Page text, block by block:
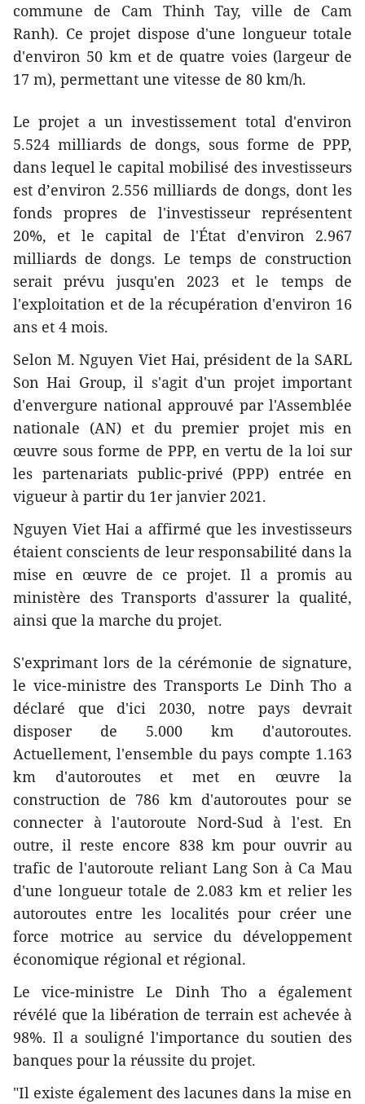
commune de Cam Thinh Tay, ville de Cam
Ranh). Ce projet dispose d'une longueur totale
d'environ 50 km et de quatre voies (largeur de
17 m), permettant une vitesse de 80 km/h.
Le projet a un investissement total d'environ
5.524 milliards de dongs, sous forme de PPP,
dans lequel le capital mobilisé des investisseurs
est d’environ 2.556 milliards de dongs, dont les
fonds propres de l'investisseur représentent
20%, et le capital de l'État d'environ 2.967
milliards de dongs. Le temps de construction
serait prévu jusqu'en 2023 et le temps de
l'exploitation et de la récupération d'environ 16
ans et 4 mois.
Selon M. Nguyen Viet Hai, président de la SARL
Son Hai Group, il s'agit d'un projet important
d'envergure national approuvé par l'Assemblée
nationale (AN) et du premier projet mis en
œuvre sous forme de PPP, en vertu de la loi sur
les partenariats public-privé (PPP) entrée en
vigueur à partir du 1er janvier 2021.
Nguyen Viet Hai a affirmé que les investisseurs
étaient conscients de leur responsabilité dans la
mise en œuvre de ce projet. Il a promis au
ministère des Transports d'assurer la qualité,
ainsi que la marche du projet.
S'exprimant lors de la cérémonie de signature,
le vice-ministre des Transports Le Dinh Tho a
déclaré que d'ici 2030, notre pays devrait
disposer de 5.000 km d'autoroutes.
Actuellement, l'ensemble du pays compte 1.163
km d'autoroutes et met en œuvre la
construction de 786 km d'autoroutes pour se
connecter à l'autoroute Nord-Sud à l'est. En
outre, il reste encore 838 km pour ouvrir au
trafic de l'autoroute reliant Lang Son à Ca Mau
d'une longueur totale de 2.083 km et relier les
autoroutes entre les localités pour créer une
force motrice au service du développement
économique régional et régional.
Le vice-ministre Le Dinh Tho a également
révélé que la libération de terrain est achevée à
98%. Il a souligné l'importance du soutien des
banques pour la réussite du projet.
"Il existe également des lacunes dans la mise en